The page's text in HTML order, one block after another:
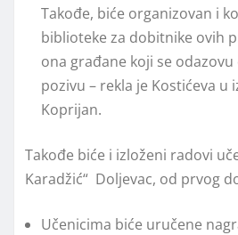
Takođe, biće organizovan i
biblioteke za dobitnike ovih
ona građane koji se
pozivu – rekla je Kostićeva u
Koprijan.
Takođe biće i izloženi radovi
Karadžić“ Doljevac, od prvog
Učenicima biće uručene